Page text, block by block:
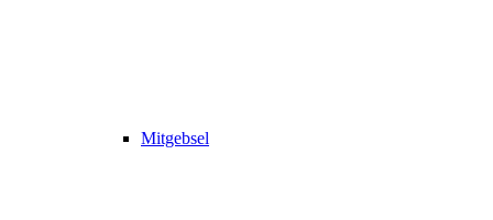
Mitgebsel